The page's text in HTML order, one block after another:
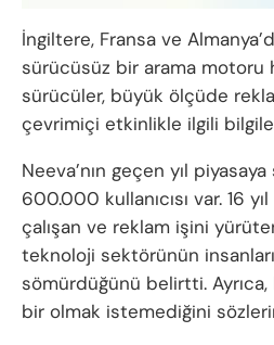
İngiltere, Fransa ve
sürücüsüz bir arama motoru
sürücüler, büyük ölçüde
çevrimiçi etkinlikle ilgili
Neeva’nın geçen yıl
600.000 kullanıcısı var. 16
çalışan ve reklam işini
teknoloji sektörünün
sömürdüğünü belirtti. Ayrıca,
bir olmak istemediğini